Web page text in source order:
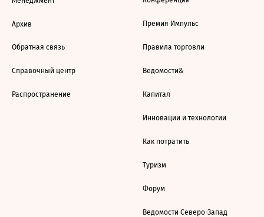
Архив
Обратная связь
Справочный центр
Распространение
Премия Импульс
Правила торговли
Ведомости&
Капитал
Инновации и технологии
Как потратить
Туризм
Форум
Ведомости Северо-Запад